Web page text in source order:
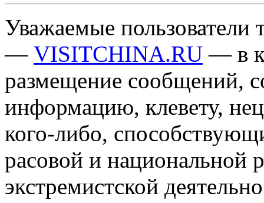
Уважаемые пользователи
— VISITCHINA.RU — в
размещение сообщений,
информацию, клевету,
кого-либо,
расовой и национальной
экстремистской